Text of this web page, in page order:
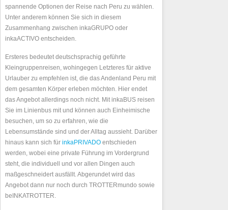
spannende Optionen der Reise nach Peru zu wählen.
Unter anderem können Sie sich in diesem
Zusammenhang zwischen inkaGRUPO oder
inkaACTIVO entscheiden.
Ersteres bedeutet deutschsprachig geführte
Kleingruppenreisen, wohingegen Letzteres für aktive
Urlauber zu empfehlen ist, die das Andenland Peru mit
dem gesamten Körper erleben möchten. Hier endet
das Angebot allerdings noch nicht. Mit inkaBUS reisen
Sie im Linienbus mit und können auch Einheimische
besuchen, um so zu erfahren, wie die
Lebensumstände sind und der Alltag aussieht. Darüber
hinaus kann sich für inkaPRIVADO entschieden
werden, wobei eine private Führung im Vordergrund
steht, die individuell und vor allen Dingen auch
maßgeschneidert ausfällt. Abgerundet wird das
Angebot dann nur noch durch TROTTERmundo sowie
beINKATROTTER.